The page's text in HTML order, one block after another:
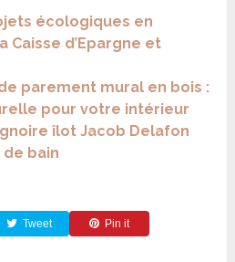
écologiques en
Caisse d’Epargne et
parement mural en bois :
pour votre intérieur
îlot Jacob Delafon
bain
Tweet Pin it